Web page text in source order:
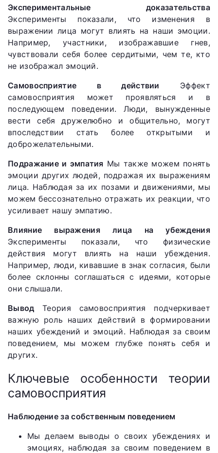
Экспериментальные доказательства
Эксперименты показали, что изменения в
выражении лица могут влиять на наши эмоции.
Например, участники, изображавшие гнев,
чувствовали себя более сердитыми, чем те, кто
не изображал эмоций.
Самовосприятие в действии Эффект
самовосприятия может проявляться и в
последующем поведении. Люди, вынужденные
вести себя дружелюбно и общительно, могут
впоследствии стать более открытыми и
доброжелательными.
Подражание и эмпатия Мы также можем понять
эмоции других людей, подражая их выражениям
лица. Наблюдая за их позами и движениями, мы
можем бессознательно отражать их реакции, что
усиливает нашу эмпатию.
Влияние выражения лица на убеждения
Эксперименты показали, что физические
действия могут влиять на наши убеждения.
Например, люди, кивавшие в знак согласия, были
более склонны соглашаться с идеями, которые
они слышали.
Вывод Теория самовосприятия подчеркивает
важную роль наших действий в формировании
наших убеждений и эмоций. Наблюдая за своим
поведением, мы можем глубже понять себя и
других.
Ключевые особенности теории
самовосприятия
Наблюдение за собственным поведением
Мы делаем выводы о своих убеждениях и
эмоциях, наблюдая за своим поведением в